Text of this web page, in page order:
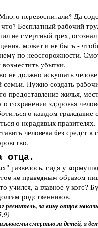
перевоспитали? Да
Бесплатный рабочий
не смертный грех,
может и не быть -
по неосторожности.
убытки.
не должно искушать
семьи. Нужно создать
предоставление жилья,
сохранении здоровья
о каждом
о нерадивых правителях.
человека без средст
отца.
развелось, сидя у
не праведным образом
учился, а главное у кого?
родственников.
ревнитель, за вину отцов
смертью за детей, и